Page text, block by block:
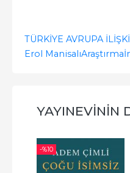
TÜRKİYE AVRUPA
Erol ManisalıAraştırma
YAYINEVININ
-%10